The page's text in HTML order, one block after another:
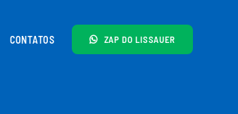
CONTATOS ZAP DO LISSAUER